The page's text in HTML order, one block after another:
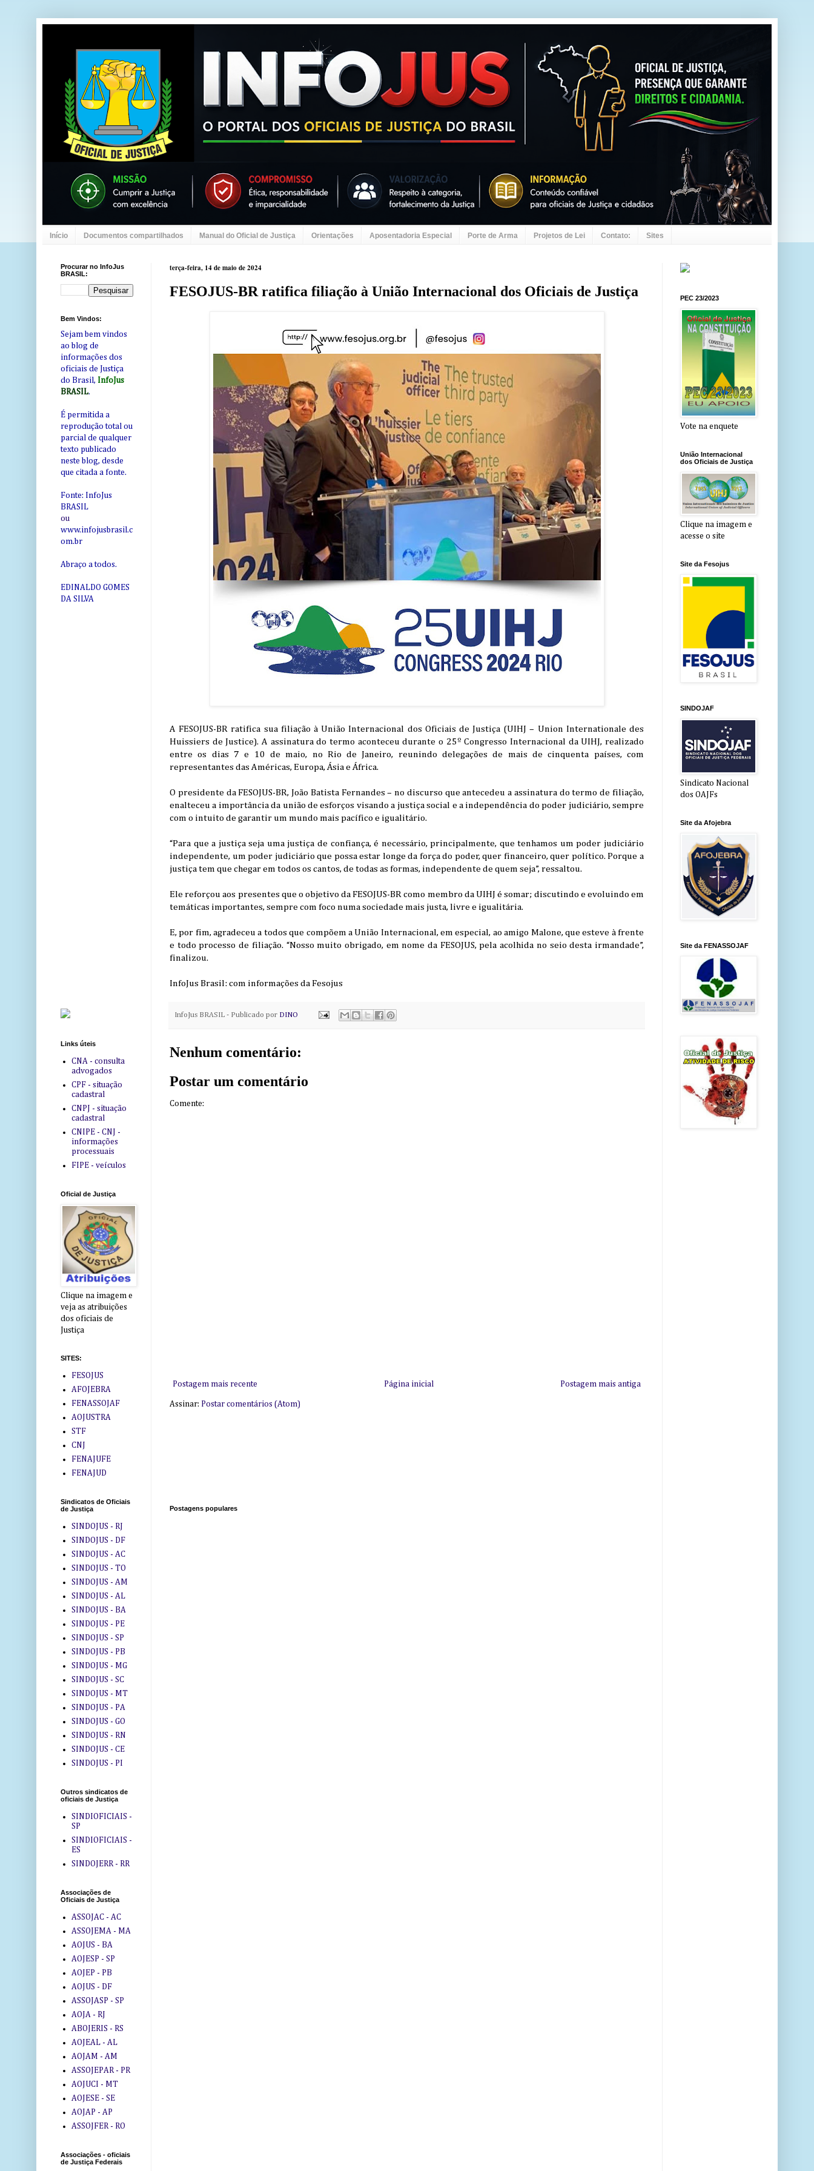
Início Documentos compartilhados Manual do Oficial de Justiça Orientações Aposentadoria Especial Porte de Arma Projetos de Lei Contato: Sites
terça-feira, 14 de maio de 2024
FESOJUS-BR ratifica filiação à União Internacional dos Oficiais de Justiça
A FESOJUS-BR ratifica sua filiação à União Internacional dos Oficiais de Justiça (UIHJ – Union Internationale des
Huissiers de Justice). A assinatura do termo aconteceu durante o 25º Congresso Internacional da UIHJ, realizado
entre os dias 7 e 10 de maio, no Rio de Janeiro, reunindo delegações de mais de cinquenta países, com
representantes das Américas, Europa, Ásia e África.
O presidente da FESOJUS-BR, João Batista Fernandes – no discurso que antecedeu a assinatura do termo de filiação,
enalteceu a importância da união de esforços visando a justiça social e a independência do poder judiciário, sempre
com o intuito de garantir um mundo mais pacífico e igualitário.
“Para que a justiça seja uma justiça de confiança, é necessário, principalmente, que tenhamos um poder judiciário
independente, um poder judiciário que possa estar longe da força do poder, quer financeiro, quer político. Porque a
justiça tem que chegar em todos os cantos, de todas as formas, independente de quem seja”, ressaltou.
Ele reforçou aos presentes que o objetivo da FESOJUS-BR como membro da UIHJ é somar; discutindo e evoluindo em
temáticas importantes, sempre com foco numa sociedade mais justa, livre e igualitária.
E, por fim, agradeceu a todos que compõem a União Internacional, em especial, ao amigo Malone, que esteve à frente
e todo processo de filiação. “Nosso muito obrigado, em nome da FESOJUS, pela acolhida no seio desta irmandade”,
finalizou.
InfoJus Brasil: com informações da Fesojus
InfoJus BRASIL - Publicado por DINO
Nenhum comentário:
Postar um comentário
Comente:
Postagem mais recente Postagem mais antiga
Página inicial
Assinar: Postar comentários (Atom)
Postagens populares
Procurar no InfoJus
BRASIL:
Bem Vindos:
Sejam bem vindos
ao blog de
informações dos
oficiais de Justiça
do Brasil, InfoJus
BRASIL.
É permitida a
reprodução total ou
parcial de qualquer
texto publicado
neste blog, desde
que citada a fonte.
Fonte: InfoJus
BRASIL
ou
www.infojusbrasil.c
om.br
Abraço a todos.
EDINALDO GOMES
DA SILVA
Links úteis
CNA - consulta
advogados
CPF - situação
cadastral
CNPJ - situação
cadastral
CNIPE - CNJ -
informações
processuais
FIPE - veículos
Oficial de Justiça
Clique na imagem e
veja as atribuições
dos oficiais de
Justiça
SITES:
FESOJUS
AFOJEBRA
FENASSOJAF
AOJUSTRA
STF
CNJ
FENAJUFE
FENAJUD
Sindicatos de Oficiais
de Justiça
SINDOJUS - RJ
SINDOJUS - DF
SINDOJUS - AC
SINDOJUS - TO
SINDOJUS - AM
SINDOJUS - AL
SINDOJUS - BA
SINDOJUS - PE
SINDOJUS - SP
SINDOJUS - PB
SINDOJUS - MG
SINDOJUS - SC
SINDOJUS - MT
SINDOJUS - PA
SINDOJUS - GO
SINDOJUS - RN
SINDOJUS - CE
SINDOJUS - PI
Outros sindicatos de
oficiais de Justiça
SINDIOFICIAIS -
SP
SINDIOFICIAIS -
ES
SINDOJERR - RR
Associações de
Oficiais de Justiça
ASSOJAC - AC
ASSOJEMA - MA
AOJUS - BA
AOJESP - SP
AOJEP - PB
AOJUS - DF
ASSOJASP - SP
AOJA - RJ
ABOJERIS - RS
AOJEAL - AL
AOJAM - AM
ASSOJEPAR - PR
AOJUCI - MT
AOJESE - SE
AOJAP - AP
ASSOJFER - RO
Associações - oficiais
de Justiça Federais
PEC 23/2023
Vote na enquete
União Internacional
dos Oficiais de Justiça
Clique na imagem e
acesse o site
Site da Fesojus
SINDOJAF
Sindicato Nacional
dos OAJFs
Site da Afojebra
Site da FENASSOJAF